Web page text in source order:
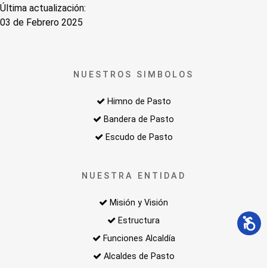
Última actualización:
03 de Febrero 2025
NUESTROS SIMBOLOS
Himno de Pasto
Bandera de Pasto
Escudo de Pasto
NUESTRA ENTIDAD
Misión y Visión
Estructura
Funciones Alcaldía
Alcaldes de Pasto